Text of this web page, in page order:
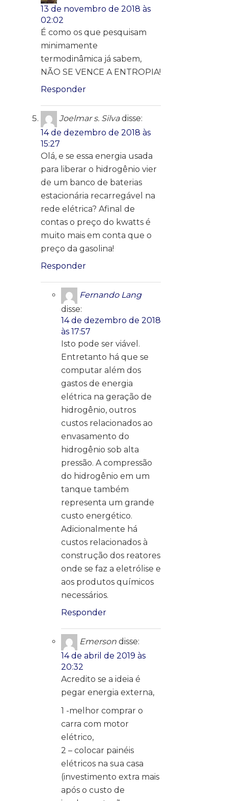
13 de novembro de 2018 às
02:02
É como os que pesquisam
minimamente
termodinâmica já sabem,
NÃO SE VENCE A ENTROPIA!
Responder
Joelmar s. Silva disse:
14 de dezembro de 2018 às
15:27
Olá, e se essa energia usada
para liberar o hidrogênio vier
de um banco de baterias
estacionária recarregável na
rede elétrica? Afinal de
contas o preço do kwatts é
muito mais em conta que o
preço da gasolina!
Responder
Fernando Lang
disse:
14 de dezembro de 2018
às 17:57
Isto pode ser viável.
Entretanto há que se
computar além dos
gastos de energia
elétrica na geração de
hidrogênio, outros
custos relacionados ao
envasamento do
hidrogênio sob alta
pressão. A compressão
do hidrogênio em um
tanque também
representa um grande
custo energético.
Adicionalmente há
custos relacionados à
construção dos reatores
onde se faz a eletrólise e
aos produtos químicos
necessários.
Responder
Emerson disse:
14 de abril de 2019 às
20:32
Acredito se a ideia é
pegar energia externa,
1 -melhor comprar o
carra com motor
elétrico,
2 – colocar painéis
elétricos na sua casa
(investimento extra mais
após o custo de